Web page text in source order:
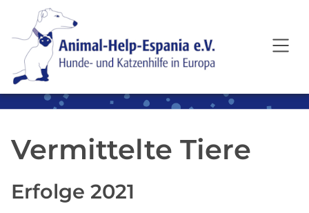
SKIP TO MAIN CONTENT
Vermittelte Tiere
Erfolge 2021